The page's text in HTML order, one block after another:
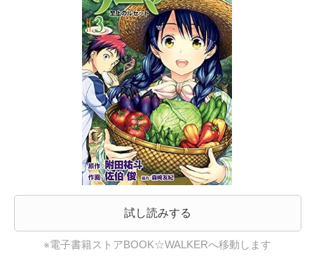
試し読みする
※電子書籍ストアBOOK☆WALKERへ移動します